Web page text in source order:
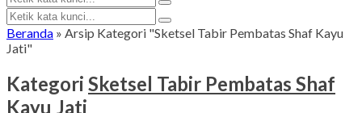
Beranda » Arsip Kategori "Sketsel Tabir Pembatas Shaf Kayu
Jati"
Kategori Sketsel Tabir Pembatas Shaf
Kayu Jati